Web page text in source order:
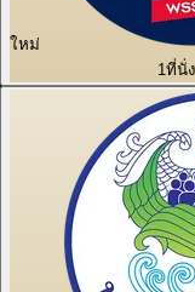
ใหม่
1ที่นั่ง